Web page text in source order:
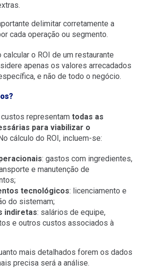
delimitar corretamente a
cada operação ou segmento.
calcular o ROI de um restaurante
apenas os valores arrecadados
e não de todo o negócio.
representam todas as
para viabilizar o
cálculo do ROI, incluem-se:
: gastos com ingredientes,
e manutenção de
tecnológicos: licenciamento e
do sistemam;
indiretas: salários de equipe,
e outros custos associados à
mais detalhados forem os dados
precisa será a análise.